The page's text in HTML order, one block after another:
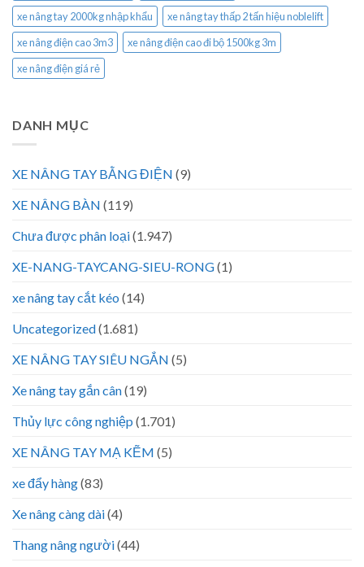
xe nâng tay 2000kg nhập khẩu
xe nâng tay thấp 2 tấn hiệu noblelift
xe nâng điện cao 3m3
xe nâng điện cao đi bộ 1500kg 3m
xe nâng điện giá rẻ
DANH MỤC
XE NÂNG TAY BẰNG ĐIỆN (9)
XE NÂNG BÀN (119)
Chưa được phân loại(1.947)
XE-NANG-TAYCANG-SIEU-RONG(1)
xe nâng tay cắt kéo (14)
Uncategorized(1.681)
XE NÂNG TAY SIÊU NGẮN (5)
Xe nâng tay gắn cân(19)
Thủy lực công nghiệp (1.701)
XE NÂNG TAY MẠ KẼM (5)
xe đẩy hàng(83)
Xe nâng càng dài(4)
Thang nâng người(44)